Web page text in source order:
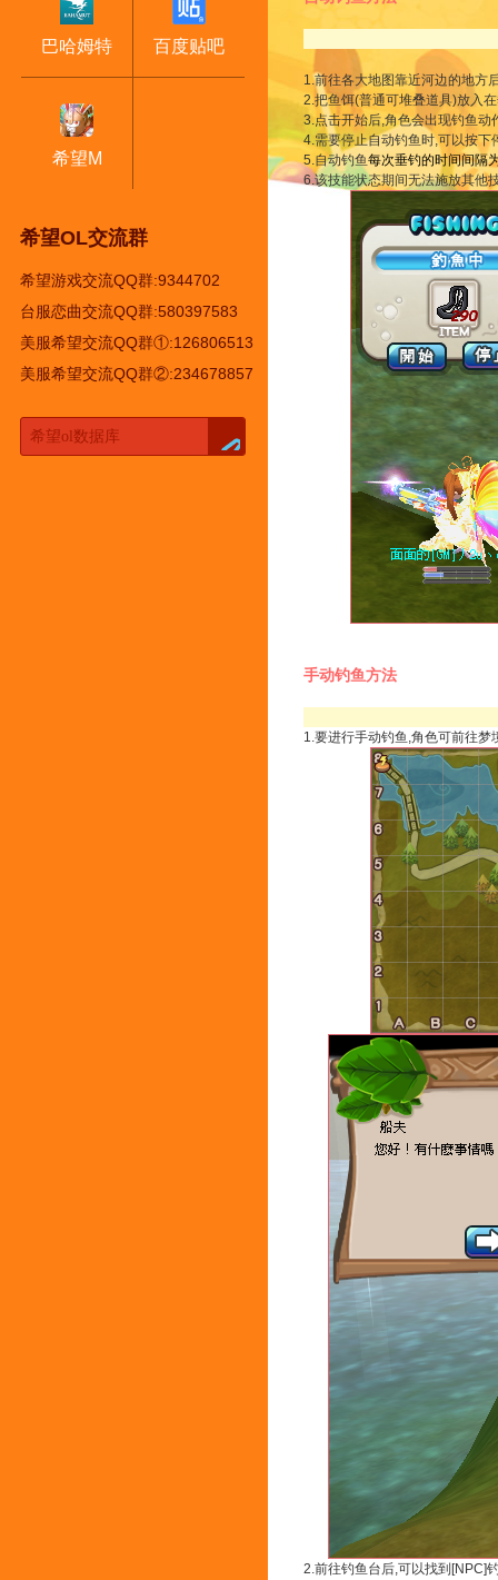
巴哈姆特 百度贴吧
希望M
希望OL交流群
希望游戏交流QQ群:9344702
台服恋曲交流QQ群:580397583
美服希望交流QQ群①:126806513
美服希望交流QQ群②:234678857
1.前往各大地图靠近河边的地方
2.把鱼饵(普通可堆叠道具)放入
3.点击开始后,角色会出现钓鱼动
4.需要停止自动钓鱼时,可以按下
5.自动钓鱼每次垂钓的时间间隔
6.该技能状态期间无法施放其他
手动钓鱼方法
1.要进行手动钓鱼,角色可前往
2.前往钓鱼台后,可以找到[NPC]